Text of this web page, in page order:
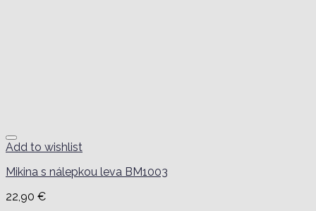
Add to wishlist
Mikina s nálepkou leva BM1003
22,90 €